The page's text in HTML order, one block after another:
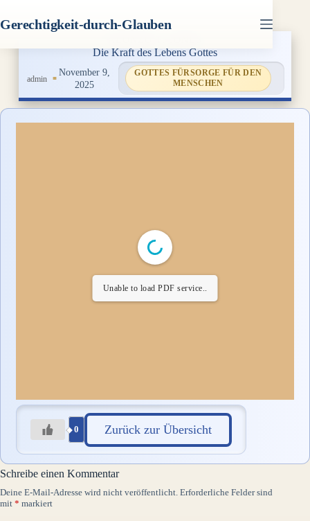
Inhalt
springen
Gerechtigkeit-durch-Glauben
Die Kraft des Lebens Gottes
admin
November 9,
2025
GOTTES FÜRSORGE FÜR DEN
MENSCHEN
Unable to load PDF service..
0 Zurück zur Übersicht
Schreibe einen Kommentar
Deine E-Mail-Adresse wird nicht veröffentlicht. Erforderliche Felder sind
mit * markiert